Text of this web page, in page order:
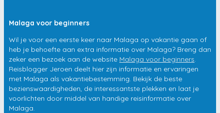
Malaga voor beginners
Wil je voor een eerste keer naar Malaga op vakantie gaan of
heb je behoefte aan extra informatie over Malaga? Breng dan
zeker een bezoek aan de website Malaga voor beginners.
Reisblogger Jeroen deelt hier zijn informatie en ervaringen
met Malaga als vakantiebestemming. Bekijk de beste
bezienswaardigheden, de interessantste plekken en laat je
voorlichten door middel van handige reisinformatie over
Malaga.